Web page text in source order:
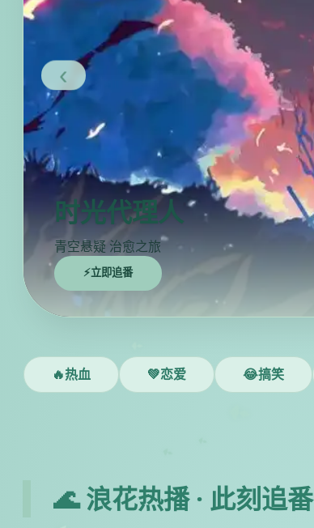
时光代理人
青空悬疑 治愈之旅
⚡立即追番
‹
🔥热血 💚恋爱 😂搞笑
🌊 浪花热播 · 此刻追番